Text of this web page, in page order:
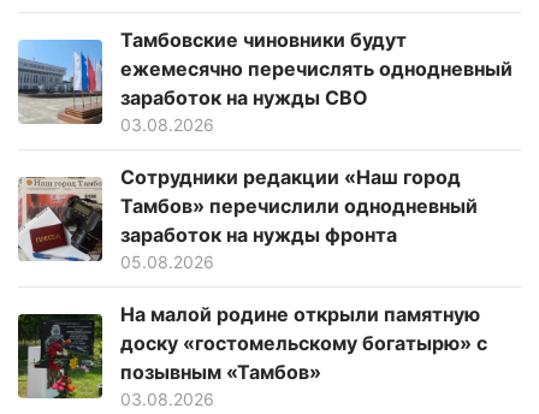
Тамбовские чиновники будут
ежемесячно перечислять однодневный
заработок на нужды СВО
03.08.2026
Сотрудники редакции «Наш город
Тамбов» перечислили однодневный
заработок на нужды фронта
05.08.2026
На малой родине открыли памятную
доску «гостомельскому богатырю» с
позывным «Тамбов»
03.08.2026